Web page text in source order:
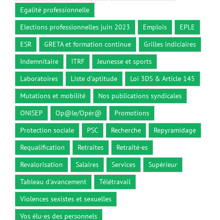
Egalité professionnelle
Elections professionnelles juin 2023
Emplois
EPLE
ESR
GRETA et formation continue
Grilles indiciaires
Indemnitaire
ITRF
Jeunesse et sports
Laboratoires
Liste d'aptitude
Loi 3DS & Article 145
Mutations et mobilité
Nos publications syndicales
ONISEP
Op@le/Opér@
Promotions
Protection sociale
PSC Recherche
Repyramidage
Requalification
Retraites
Retraité·es
Revalorisation
Salaires Services
Supérieur
Tableau d'avancement
Télétravail
Violences sexistes et sexuelles
Vos élu·es des personnels